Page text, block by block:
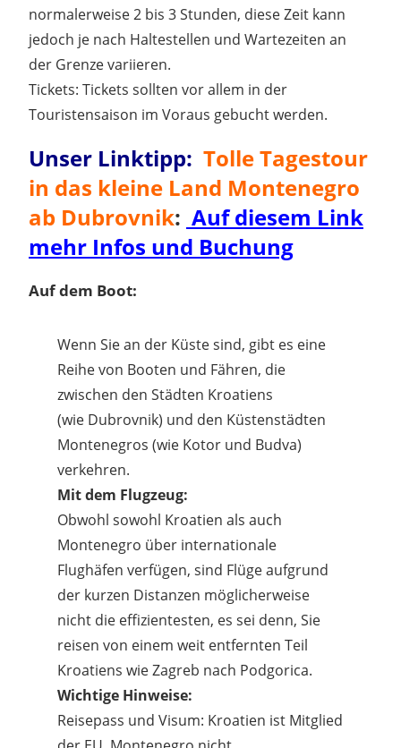
normalerweise 2 bis 3 Stunden, diese Zeit kann
jedoch je nach Haltestellen und Wartezeiten an
der Grenze variieren.
Tickets: Tickets sollten vor allem in der
Touristensaison im Voraus gebucht werden.
Unser Linktipp: Tolle Tagestour
in das kleine Land Montenegro
ab Dubrovnik: Auf diesem Link
mehr Infos und Buchung
Auf dem Boot:
Wenn Sie an der Küste sind, gibt es eine
Reihe von Booten und Fähren, die
zwischen den Städten Kroatiens
(wie Dubrovnik) und den Küstenstädten
Montenegros (wie Kotor und Budva)
verkehren.
Mit dem Flugzeug:
Obwohl sowohl Kroatien als auch
Montenegro über internationale
Flughäfen verfügen, sind Flüge aufgrund
der kurzen Distanzen möglicherweise
nicht die effizientesten, es sei denn, Sie
reisen von einem weit entfernten Teil
Kroatiens wie Zagreb nach Podgorica.
Wichtige Hinweise:
Reisepass und Visum: Kroatien ist Mitglied